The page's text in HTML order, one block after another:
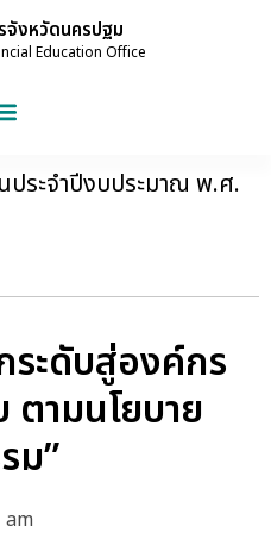
จังหวัดนครปฐม
Education Office
ประจำปีงบประมาณ พ.ศ.
ะดับสู่องค์กร
ามนโยบาย
ม”
am